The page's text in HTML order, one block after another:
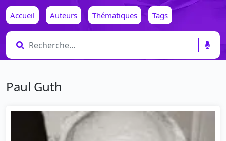
Accueil Auteurs Thématiques Tags
Paul Guth